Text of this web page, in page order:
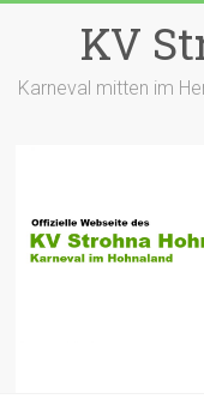
KV
Karneval mitten im